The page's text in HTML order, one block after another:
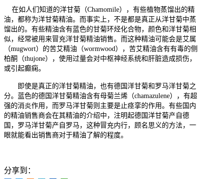
在如人们知道的洋甘菊（Chamomile），有些植物蒸馏出的精
油，都称为洋甘菊精油。而事实上，不是都是真正从洋甘菊中蒸
馏出的。有些精油含有蓝色的甘菊环烃化合物，颜色和洋甘菊相
似，经常被用来冒充洋甘菊精油销售。而这种精油可能会是艾属
（mugwort）的苦艾精油（wormwood ），苦艾精油含有有毒的侧
柏酮（thujone），使用过量会对中枢神经系统和肝脏造成损伤，
或引起癫痫。
即使是真正的洋甘菊精油，也有德国洋甘菊和罗马洋甘菊之
分。蓝色的德国洋甘菊精油含有母菊兰烯（chamazulene），有超
强的消炎作用，而罗马洋甘菊则主要是止痉挛的作用。有些国内
的精油销售商会在其精油的介绍中，注明起德国洋甘菊产自德
国，罗马洋甘菊产自罗马，这种冒充内行，顾名思义的方法，一
眼就能看出销售商对于精油了解的程度。
分享到：